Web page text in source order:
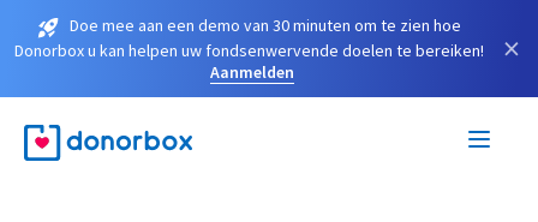
Doe mee aan een demo van 30 minuten om te zien hoe
Donorbox u kan helpen uw fondsenwervende doelen te bereiken!
Aanmelden
×